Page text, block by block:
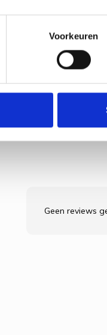
Voorkeuren
Geen reviews